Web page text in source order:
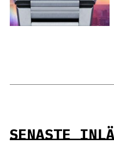
SENASTE